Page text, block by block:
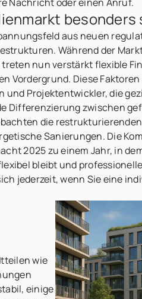
besonders
aus neuen
Während der
nun verstärkt flexible
Vordergrund. Diese
Projektentwickler, die
Differenzierung zwischen
die
Sanierungen. Die
2025 zu einem Jahr, in
bleibt und
jederzeit, wenn Sie eine
wie
einige